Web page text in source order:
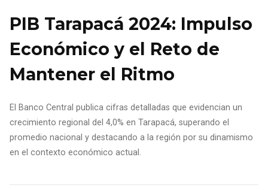
PIB Tarapacá 2024: Impulso
Económico y el Reto de
Mantener el Ritmo
El Banco Central publica cifras detalladas que evidencian un
crecimiento regional del 4,0% en Tarapacá, superando el
promedio nacional y destacando a la región por su dinamismo
en el contexto económico actual.